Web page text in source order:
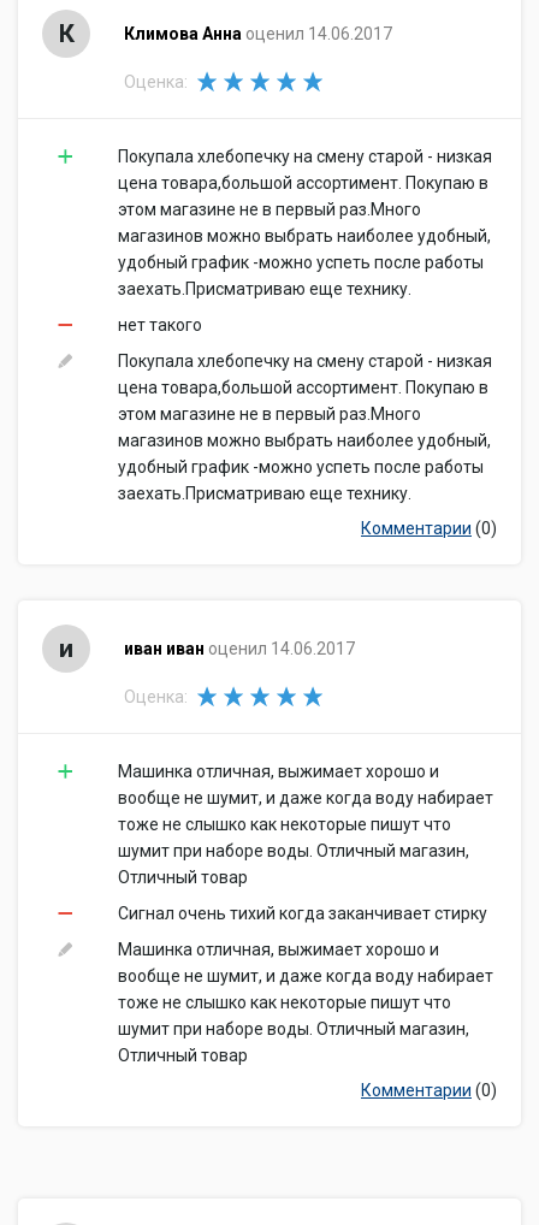
К Климова Анна оценил 14.06.2017
Оценка:
Покупала хлебопечку на смену старой - низкая
цена товара,большой ассортимент. Покупаю в
этом магазине не в первый раз.Много
магазинов можно выбрать наиболее удобный,
удобный график -можно успеть после работы
заехать.Присматриваю еще технику.
нет такого
Покупала хлебопечку на смену старой - низкая
цена товара,большой ассортимент. Покупаю в
этом магазине не в первый раз.Много
магазинов можно выбрать наиболее удобный,
удобный график -можно успеть после работы
заехать.Присматриваю еще технику.
Комментарии (0)
и иван иван оценил 14.06.2017
Оценка:
Машинка отличная, выжимает хорошо и
вообще не шумит, и даже когда воду набирает
тоже не слышко как некоторые пишут что
шумит при наборе воды. Отличный магазин,
Отличный товар
Сигнал очень тихий когда заканчивает стирку
Машинка отличная, выжимает хорошо и
вообще не шумит, и даже когда воду набирает
тоже не слышко как некоторые пишут что
шумит при наборе воды. Отличный магазин,
Отличный товар
Комментарии (0)